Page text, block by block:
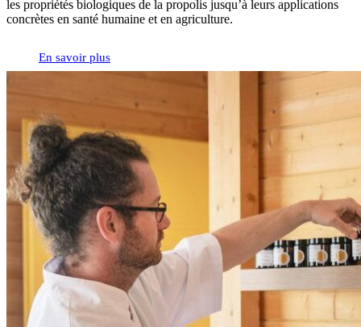
les propriétés biologiques de la propolis jusqu’à leurs applications
concrètes en santé humaine et en agriculture.
En savoir plus